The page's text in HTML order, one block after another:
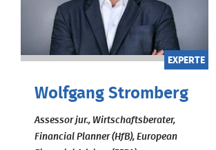
EXPERTE
Wolfgang Stromberg
Assessor jur., Wirtschaftsberater,
Financial Planner (HfB), European